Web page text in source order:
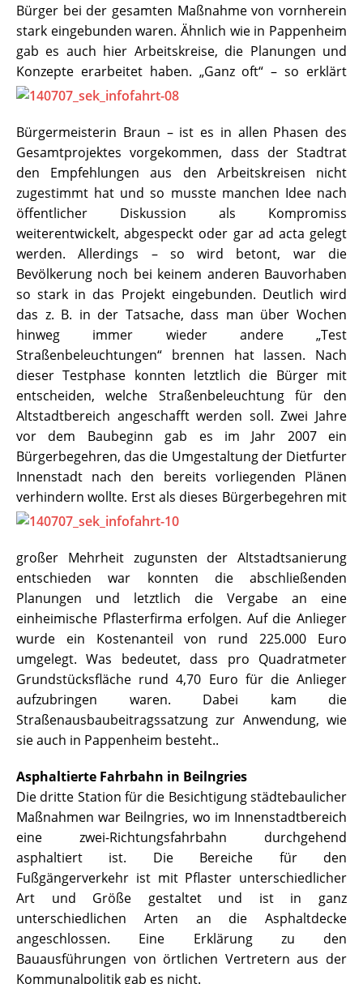
Bürger bei der gesamten Maßnahme von vornherein
stark eingebunden waren. Ähnlich wie in Pappenheim
gab es auch hier Arbeitskreise, die Planungen und
Konzepte erarbeitet haben. „Ganz oft“ – so erklärt
Bürgermeisterin Braun – ist es in allen Phasen des
Gesamtprojektes vorgekommen, dass der Stadtrat
den Empfehlungen aus den Arbeitskreisen nicht
zugestimmt hat und so musste manchen Idee nach
öffentlicher Diskussion als Kompromiss
weiterentwickelt, abgespeckt oder gar ad acta gelegt
werden. Allerdings – so wird betont, war die
Bevölkerung noch bei keinem anderen Bauvorhaben
so stark in das Projekt eingebunden. Deutlich wird
das z. B. in der Tatsache, dass man über Wochen
hinweg immer wieder andere „Test
Straßenbeleuchtungen“ brennen hat lassen. Nach
dieser Testphase konnten letztlich die Bürger mit
entscheiden, welche Straßenbeleuchtung für den
Altstadtbereich angeschafft werden soll. Zwei Jahre
vor dem Baubeginn gab es im Jahr 2007 ein
Bürgerbegehren, das die Umgestaltung der Dietfurter
Innenstadt nach den bereits vorliegenden Plänen
verhindern wollte. Erst als dieses Bürgerbegehren mit
großer Mehrheit zugunsten der Altstadtsanierung
entschieden war konnten die abschließenden
Planungen und letztlich die Vergabe an eine
einheimische Pflasterfirma erfolgen. Auf die Anlieger
wurde ein Kostenanteil von rund 225.000 Euro
umgelegt. Was bedeutet, dass pro Quadratmeter
Grundstücksfläche rund 4,70 Euro für die Anlieger
aufzubringen waren. Dabei kam die
Straßenausbaubeitragssatzung zur Anwendung, wie
sie auch in Pappenheim besteht..
Asphaltierte Fahrbahn in Beilngries
Die dritte Station für die Besichtigung städtebaulicher
Maßnahmen war Beilngries, wo im Innenstadtbereich
eine zwei-Richtungsfahrbahn durchgehend
asphaltiert ist. Die Bereiche für den
Fußgängerverkehr ist mit Pflaster unterschiedlicher
Art und Größe gestaltet und ist in ganz
unterschiedlichen Arten an die Asphaltdecke
angeschlossen. Eine Erklärung zu den
Bauausführungen von örtlichen Vertretern aus der
Kommunalpolitik gab es nicht.